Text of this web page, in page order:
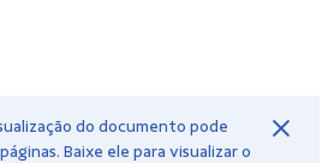
do documento pode
Baixe ele para visualizar o